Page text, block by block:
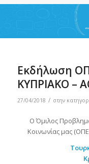
Εκδήλωση
ΚΥΠΡΙΑΚΟ –
27/04/2018 / στην
Ο Όμιλος
Κοινωνίας μας